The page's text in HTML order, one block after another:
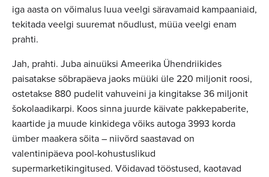
iga aasta on võimalus luua veelgi säravamaid kampaaniaid,
tekitada veelgi suuremat nõudlust, müüa veelgi enam
prahti.
Jah, prahti. Juba ainuüksi Ameerika Ühendriikides
paisatakse sõbrapäeva jaoks müüki üle 220 miljonit roosi,
ostetakse 880 pudelit vahuveini ja kingitakse 36 miljonit
šokolaadikarpi. Koos sinna juurde käivate pakkepaberite,
kaartide ja muude kinkidega võiks autoga 3993 korda
ümber maakera sõita – niivõrd saastavad on
valentinipäeva pool-kohustuslikud
supermarketikingitused. Võidavad tööstused, kaotavad